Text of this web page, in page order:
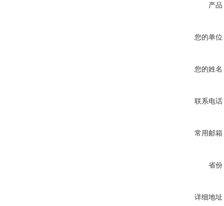
产品
您的单位
您的姓名
联系电话
常用邮箱
省份
详细地址